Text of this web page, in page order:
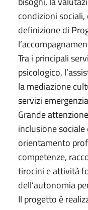
condizioni
definizione di
Tra i principali
psicologico,
la mediazione
servizi
Grande
inclusione
orientamento
competenze,
tirocini e attività
dell’autonomia
Il progetto è